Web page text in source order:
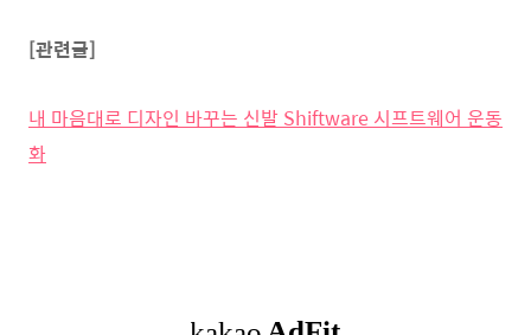
[관련글]
내 마음대로 디자인 바꾸는 신발 Shiftware 시프트웨어 운동
화